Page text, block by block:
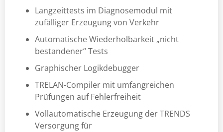
Langzeittests im Diagnosemodul mit
zufälliger Erzeugung von Verkehr
Automatische Wiederholbarkeit „nicht
bestandener“ Tests
Graphischer Logikdebugger
TRELAN-Compiler mit umfangreichen
Prüfungen auf Fehlerfreiheit
Vollautomatische Erzeugung der TRENDS
Versorgung für